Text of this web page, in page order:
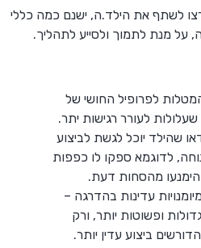
לשתף את הילד.ה, ישנם כמה כללי
מנת לתמוך ולסייע לתהליך.
לפרופיל החושי של
לעורר רגישות יתר.
שהילד יוכל לגשת לביצוע
לדוגמא ספקו לו כפפות
מהסחות דעת.
עדינות בהדרגה –
ופשוטות יותר, ורק
ביצוע עדין יותר.